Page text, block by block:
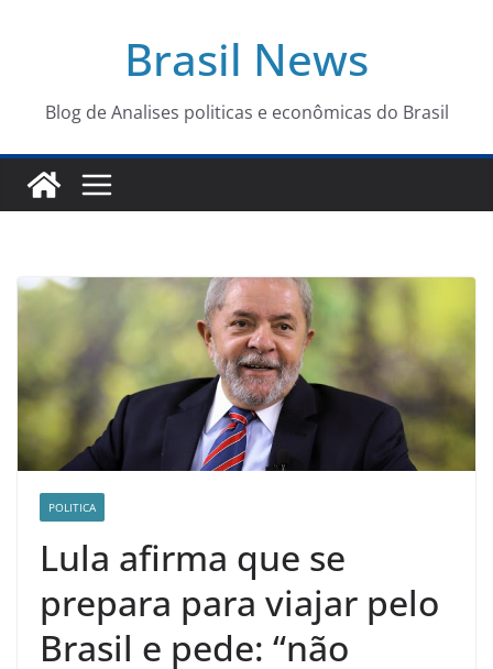
conteúdo
Brasil News
Blog de Analises politicas e econômicas do Brasil
POLITICA
Lula afirma que se
prepara para viajar pelo
Brasil e pede: “não